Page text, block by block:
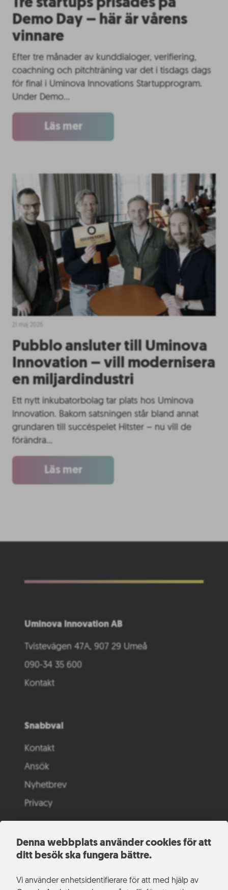
Denna webbplats använder cookies för att
ditt besök ska fungera bättre.
Vi använder enhetsidentifierare för att med hjälp av
Tre startups prisades på
Demo Day – här är vårens
vinnare
Efter tre månader av kunddialoger, verifiering,
coachning och pitchträning var det i tisdags dags
för final i Uminova Innovations Startupprogram.
Under Demo…
Läs mer
Pubblo ansluter till Uminova
Innovation – vill modernisera
en miljardindustri
Ett nytt inkubatorbolag tar plats hos Uminova
Innovation. Bakom satsningen står bland annat
grundaren till succéspelet Hitster – nu vill de
förändra…
Läs mer
Uminova Innovation AB
Tvistevägen 47A, 907 29 Umeå
090-34 35 600
Kontakt
Snabbval
Kontakt
Ansök
Nyhetbrev
Privacy